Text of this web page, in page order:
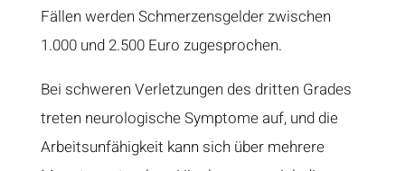
Fällen werden Schmerzensgelder zwischen
1.000 und 2.500 Euro zugesprochen.
Bei schweren Verletzungen des dritten Grades
treten neurologische Symptome auf, und die
Arbeitsunfähigkeit kann sich über mehrere